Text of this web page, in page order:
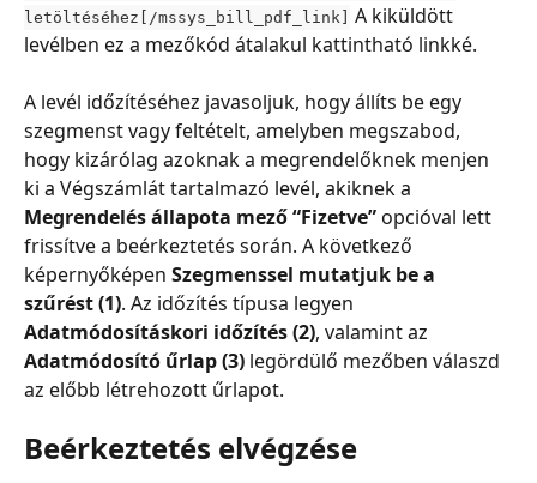
letöltéséhez[/mssys_bill_pdf_link]
A kiküldött
levélben ez a mezőkód átalakul kattintható linkké.
A levél időzítéséhez javasoljuk, hogy állíts be egy
szegmenst vagy feltételt, amelyben megszabod,
hogy kizárólag azoknak a megrendelőknek menjen
ki a Végszámlát tartalmazó levél, akiknek a
Megrendelés állapota mező “Fizetve” opcióval lett
frissítve a beérkeztetés során. A következő
képernyőképen Szegmenssel mutatjuk be a
szűrést (1). Az időzítés típusa legyen
Adatmódosításkori időzítés (2), valamint az
Adatmódosító űrlap (3) legördülő mezőben válaszd
az előbb létrehozott űrlapot.
Beérkeztetés elvégzése